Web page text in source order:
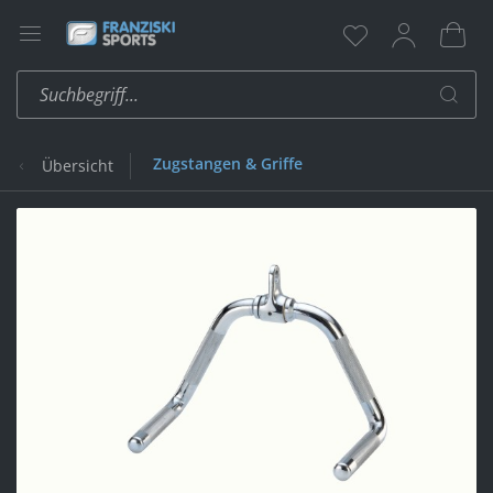
Übersicht Zugstangen & Griffe